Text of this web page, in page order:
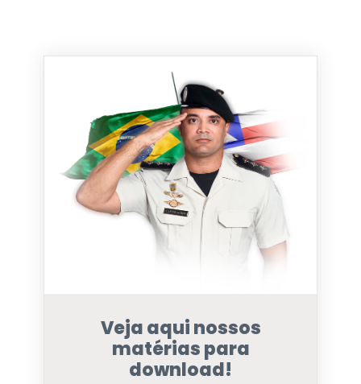
Veja aqui nossos
matérias para
download!